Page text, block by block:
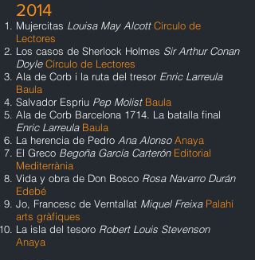
2014
Mujercitas Louisa May AlcottCírculo de
Lectores
Los casos de Sherlock Holmes Sir Arthur Conan
Doyle Círculo de Lectores
Ala de Corb i la ruta del tresor Enric Larreula
Baula
Salvador Espriu Pep Molist Baula
Ala de Corb Barcelona 1714. La batalla final
Enric Larreula Baula
La herencia de Pedro Ana Alonso Anaya
El Greco Begoña García Carterón Editorial
Mediterrània
Vida y obra de Don Bosco Rosa Navarro Durán
Edebé
Jo, Francesc de Verntallat Miquel Freixa Palahí
arts gràfiques
La isla del tesoro Robert Louis Stevenson
Anaya